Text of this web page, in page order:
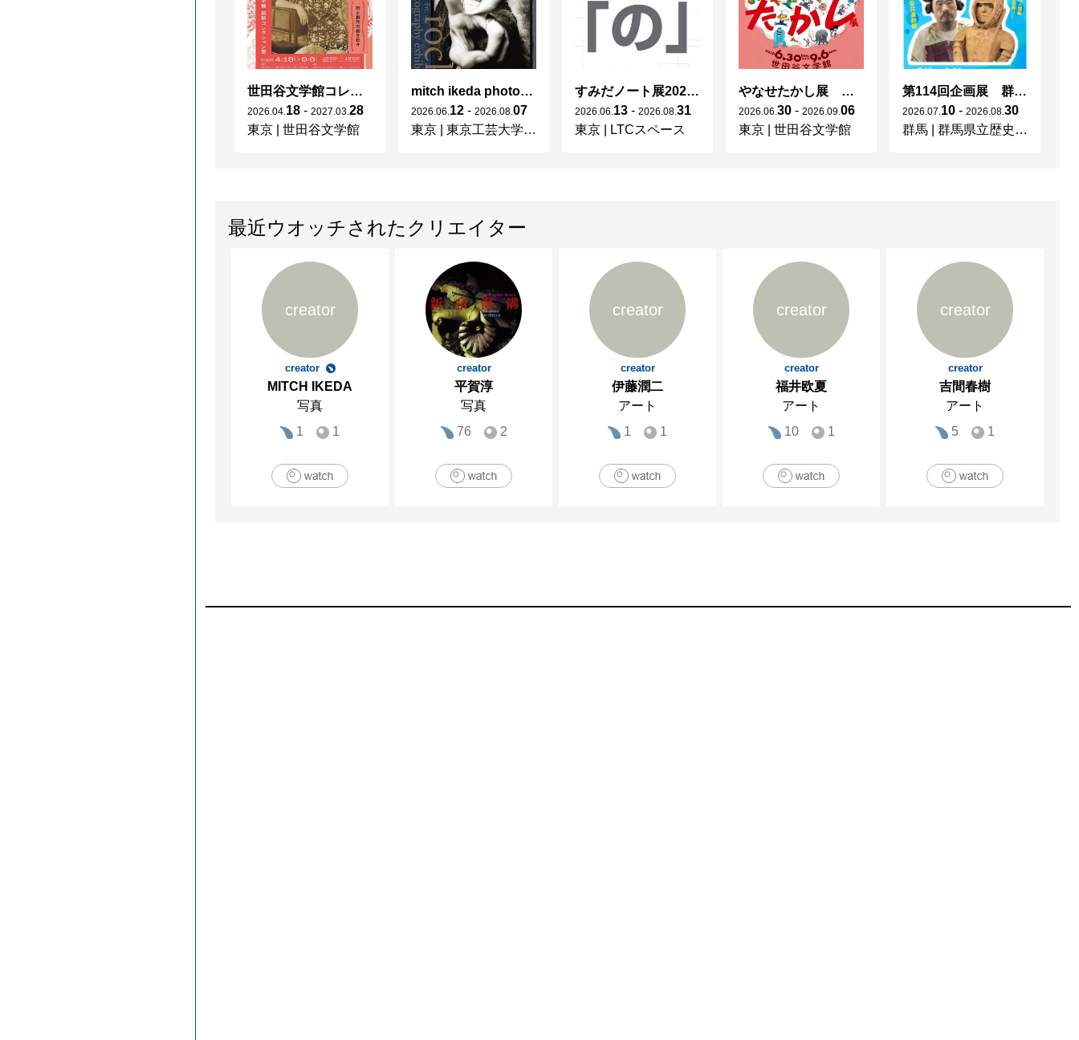
世田谷文学館コレクション展 没後30年 宇野千代展
2026 04 18 - 2027 03 28
東京
世田谷文学館
mitch ikeda photography exhibition「rocks」
2026 06 12 - 2026 08 07
東京
東京工芸大学 写大ギャラリー
すみだノート展2026 ~すみだノートの「の」～
2026 06 13 - 2026 08 31
東京
LTCスペース
やなせたかし展 人生はよろこばせごっこ
2026 06 30 - 2026 09 06
東京
世田谷文学館
第114回企画展 群馬県金井遺跡群出土品 重要文化財指定記念 「ヨロイを着た古墳人がみた世界－奇跡の金井遺跡群－」
2026 07 10 - 2026 08 30
群馬
群馬県立歴史博物館
最近ウオッチされたクリエイター
creator
creator
MITCH IKEDA
写真
1
1
creator
平賀淳
写真
76
2
creator
creator
伊藤潤二
アート
1
1
creator
creator
福井欧夏
アート
10
1
creator
creator
吉間春樹
アート
5
1